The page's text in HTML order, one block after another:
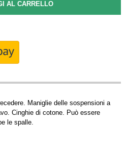
Maniglie delle sospensioni a
Cinghie di cotone. Può essere
le spalle.